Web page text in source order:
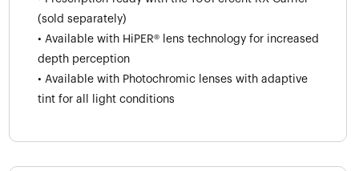
(sold separately)
• Available with HiPER® lens technology for increased
depth perception
• Available with Photochromic lenses with adaptive
tint for all light conditions